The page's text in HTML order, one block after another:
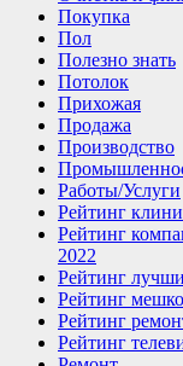
Покупка
Пол
Полезно знать
Потолок
Прихожая
Продажа
Производство
Работы/Услуги
Рейтинг
Рейтинг
2022
Рейтинг
Рейтинг
Рейтинг
Рейтинг